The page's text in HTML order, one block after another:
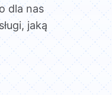
dla nas
jaką